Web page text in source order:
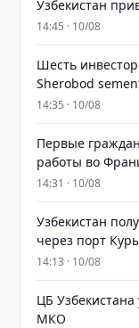
Узбекистан
14:45 · 10/08
Шесть
Sherobod
14:35 · 10/08
Первые
работы во
14:31 · 10/08
Узбекистан
через порт
14:13 · 10/08
ЦБ
МКО